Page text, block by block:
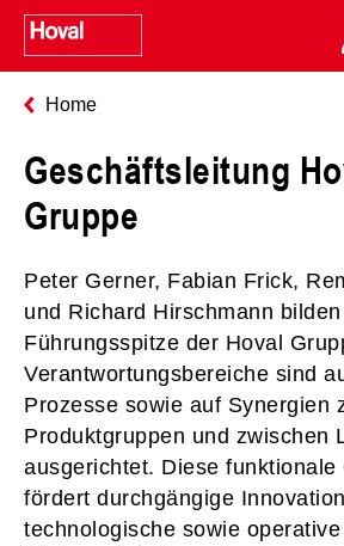
Home
Geschäftsleitung
Gruppe
Peter Gerner, Fabian Frick,
und Richard Hirschmann
Führungsspitze der Hoval
Verantwortungsbereiche sind
Prozesse sowie auf Synergien
Produktgruppen und zwischen
ausgerichtet. Diese funktionale
fördert durchgängige
technologische sowie operative